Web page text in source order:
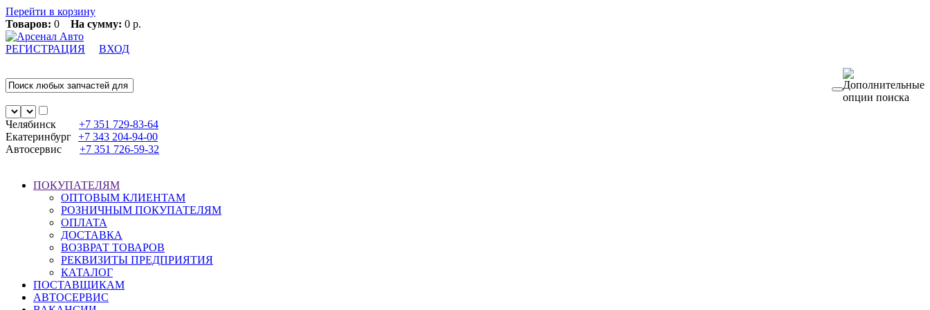
Перейти в корзину
Товаров: 0 На сумму: 0 р.
РЕГИСТРАЦИЯ ВХОД
Челябинск +7 351 729-83-64
Екатеринбург +7 343 204-94-00
Автосервис
+7 351 726-59-32
ПОКУПАТЕЛЯМ
ОПТОВЫМ КЛИЕНТАМ
РОЗНИЧНЫМ ПОКУПАТЕЛЯМ
ОПЛАТА
ДОСТАВКА
ВОЗВРАТ ТОВАРОВ
РЕКВИЗИТЫ ПРЕДПРИЯТИЯ
КАТАЛОГ
ПОСТАВЩИКАМ
АВТОСЕРВИС